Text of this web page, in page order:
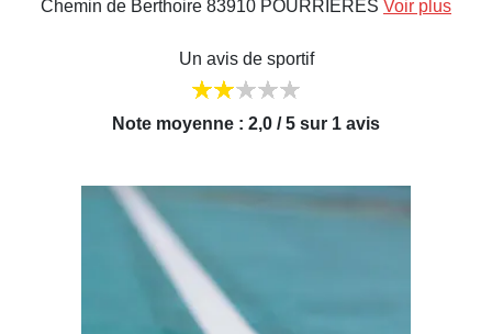
Chemin de Berthoire 83910 POURRIERES Voir plus
Un avis de sportif
Note moyenne : 2,0 / 5 sur 1 avis